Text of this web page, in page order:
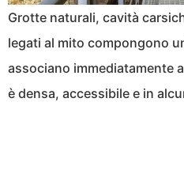
Grotte naturali, cavità
legati al mito compongono
associano immediatamente
è densa, accessibile e in